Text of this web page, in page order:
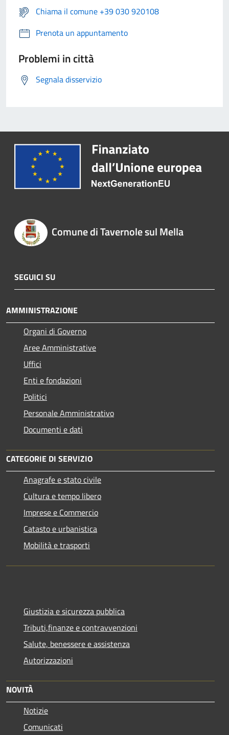
Chiama il comune +39 030 920108
Prenota un appuntamento
Problemi in città
Segnala disservizio
Comune di Tavernole sul Mella
SEGUICI SU
AMMINISTRAZIONE
Organi di Governo
Aree Amministrative
Uffici
Enti e fondazioni
Politici
Personale Amministrativo
Documenti e dati
CATEGORIE DI SERVIZIO
Anagrafe e stato civile
Cultura e tempo libero
Imprese e Commercio
Catasto e urbanistica
Mobilità e trasporti
Giustizia e sicurezza pubblica
Tributi,finanze e contravvenzioni
Salute, benessere e assistenza
Autorizzazioni
NOVITÀ
Notizie
Comunicati